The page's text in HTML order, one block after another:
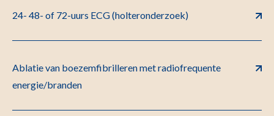
24- 48- of 72-uurs ECG (holteronderzoek)
Ablatie van boezemfibrilleren met radiofrequente
energie/branden